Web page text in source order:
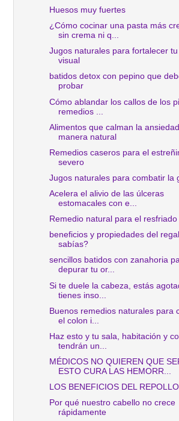
Huesos muy fuertes
¿Cómo cocinar una pasta más
sin crema ni q...
Jugos naturales para fortalecer tu
visual
batidos detox con pepino que
probar
Cómo ablandar los callos de los
remedios ...
Alimentos que calman la
manera natural
Remedios caseros para el
severo
Jugos naturales para combatir la
Acelera el alivio de las úlceras
estomacales con e...
Remedio natural para el resfriado
beneficios y propiedades del
sabías?
sencillos batidos con zanahoria
depurar tu or...
Si te duele la cabeza, estás
tienes inso...
Buenos remedios naturales para
el colon i...
Haz esto y tu sala, habitación y
tendrán un...
MÉDICOS NO QUIEREN QUE
ESTO CURA LAS HEMORR...
LOS BENEFICIOS DEL REPOLLO
Por qué nuestro cabello no crece
rápidamente